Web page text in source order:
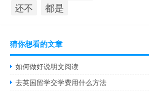
还不 都是
猜你想看的文章
如何做好说明文阅读
去英国留学交学费用什么方法